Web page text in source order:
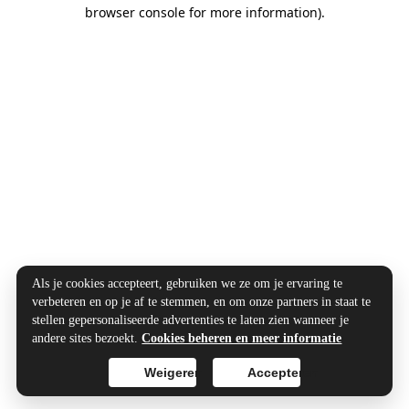
browser console for more information).
Als je cookies accepteert, gebruiken we ze om je ervaring te
verbeteren en op je af te stemmen, en om onze partners in staat te
stellen gepersonaliseerde advertenties te laten zien wanneer je
andere sites bezoekt.Cookies beheren en meer informatie
Accepteren
Weigeren